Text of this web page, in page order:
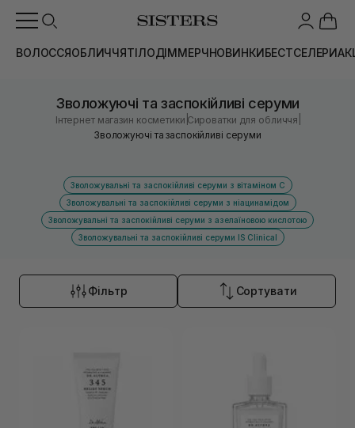
ВОЛОССЯОБЛИЧЧЯТІЛОДІММЕРЧНОВИНКИБЕСТСЕЛЕРИ
Зволожуючі та заспокійливі серуми
Інтернет магазин косметики |Сироватки для обличчя
Зволожуючі та заспокійливі серуми
Зволожувальні та заспокійливі серуми з вітаміном С
Зволожувальні та заспокійливі серуми з ніацинамідом
Зволожувальні та заспокійливі серуми з азелаїновою кислотою
Зволожувальні та заспокійливі серуми IS Clinical
Фільтр Сортувати